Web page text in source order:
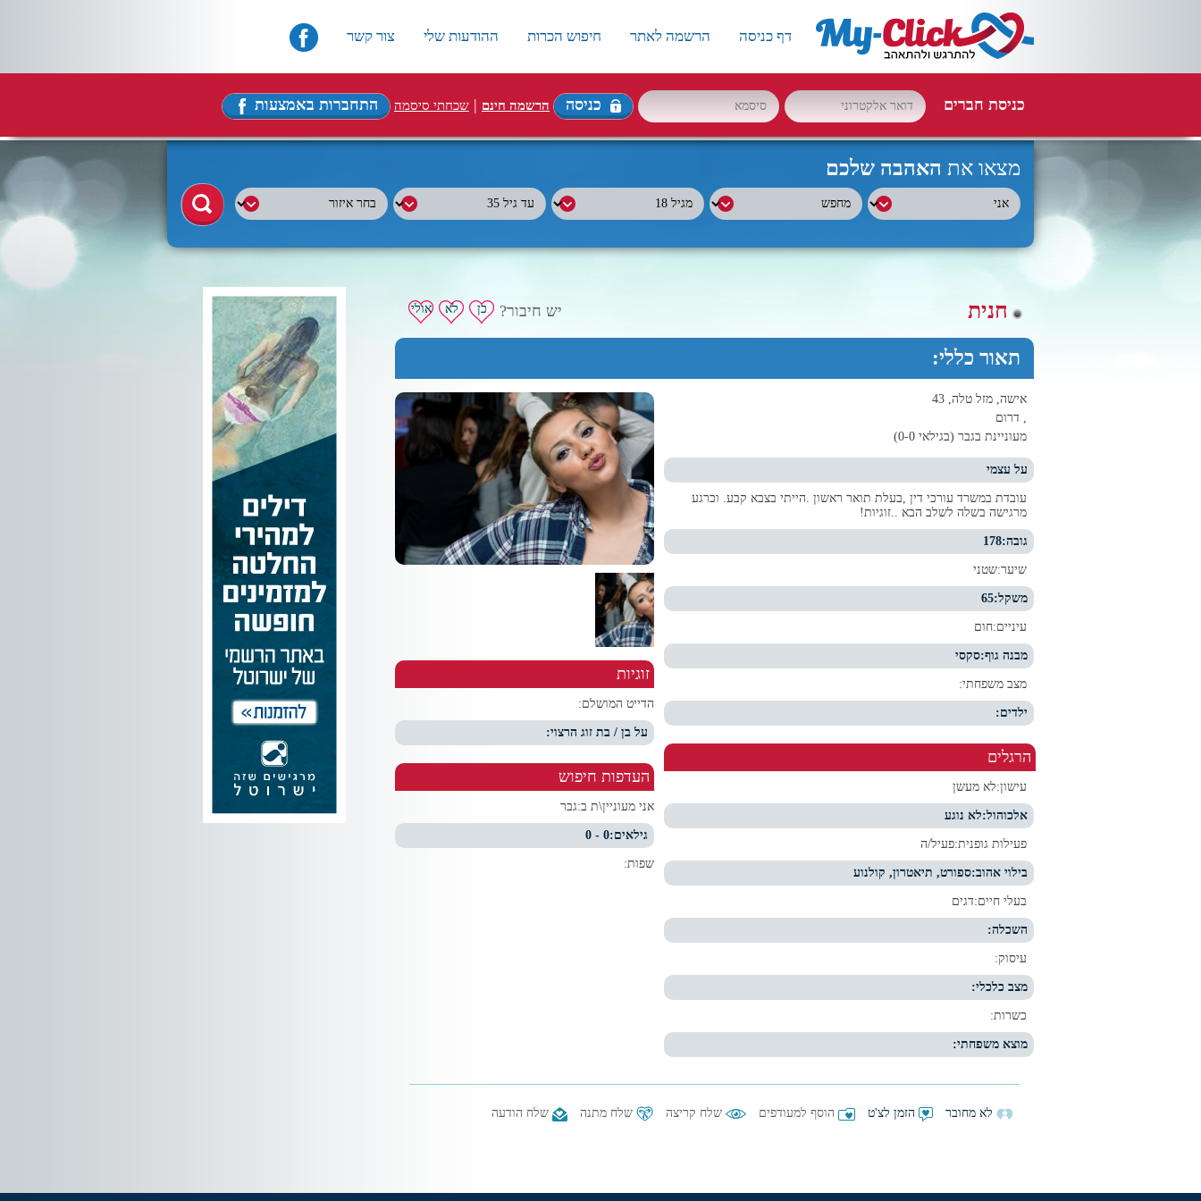
דף כניסה הרשמה לאתר חיפוש הכרות ההודעות שלי צור קשר
כניסת חברים כניסה הרשמה חינם | שכחתי סיסמה התחברות באמצעות
מצאו את האהבה שלכם
חנית יש חיבור? כן לא אולי
תאור כללי:
אישה, מזל טלה, 43
, דרום
מעוניינת בגבר (בגילאי 0-0)
על עצמי
עובדת במשרד עורכי דין ,בעלת תואר ראשון .הייתי בצבא קבע. וכרגע
מרגישה בשלה לשלב הבא ..זוגיות!
גובה:178
שיער:שטני
משקל:65
עיניים:חום
מבנה גוף:סקסי
מצב משפחתי:
ילדים:
הרגלים
עישון:לא מעשן
אלכוהול:לא נוגע
פעילות גופנית:פעיל/ה
בילוי אהוב:ספורט, תיאטרון, קולנוע
בעלי חיים:דגים
השכלה:
עיסוק:
מצב כלכלי:
כשרות:
מוצא משפחתי:
זוגיות
הדייט המושלם:
על בן / בת זוג הרצוי:
העדפות חיפוש
אני מעוניין\ת ב:גבר
גילאים:0 - 0
שפות:
לא מחובר הזמן לצ'ט הוסף למעודפים שלח קריצה שלח מתנה שלח הודעה